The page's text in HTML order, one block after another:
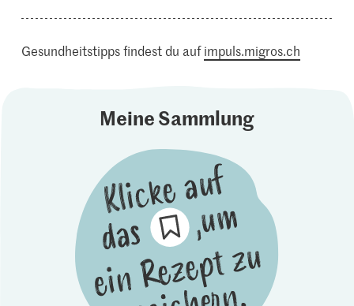
Gesundheitstipps findest du aufimpuls.migros.ch
Meine Sammlung